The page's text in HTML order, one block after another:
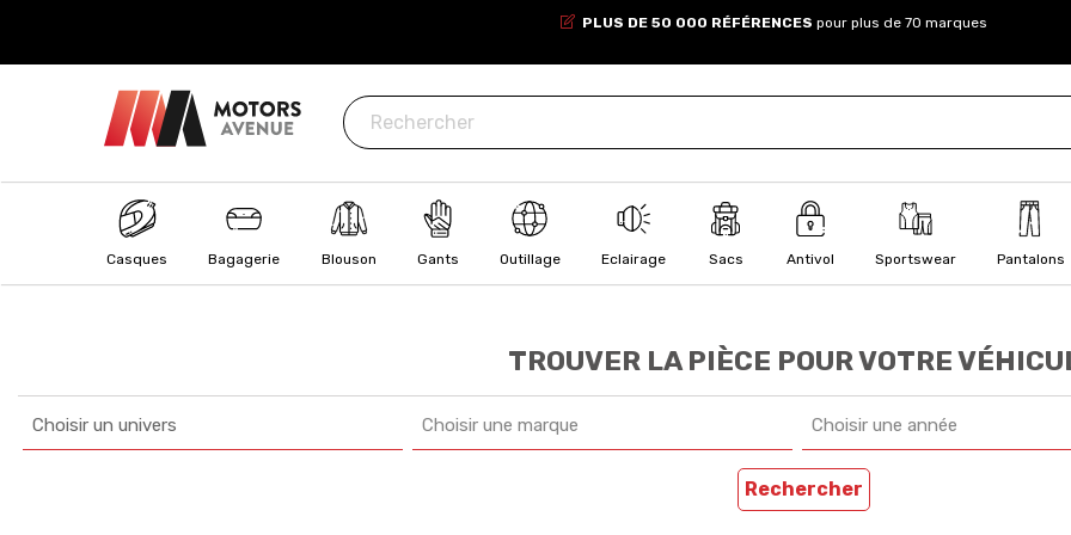
PLUS DE 50 000 RÉFÉRENCES pour plus de 70 marques
Casques Bagagerie Blouson Gants Outillage Eclairage Sacs Antivol Sportswear Pantalons
TROUVER LA PIÈCE POUR VOTRE
Choisir un univers Choisir une marque Choisir une année
Rechercher